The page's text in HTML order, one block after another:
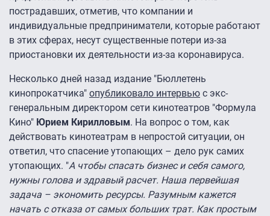
пострадавших, отметив, что компании и
индивидуальные предприниматели, которые работают
в этих сферах, несут существенные потери из-за
приостановки их деятельности из-за коронавируса.
Несколько дней назад издание "Бюллетень
кинопрокатчика" опубликовало интервью с экс-
генеральным директором сети кинотеатров "Формула
Кино" Юрием Кирилловым. На вопрос о том, как
действовать кинотеатрам в непростой ситуации, он
ответил, что спасение утопающих – дело рук самих
утопающих. "А чтобы спасать бизнес и себя самого,
нужны голова и здравый расчет. Наша первейшая
задача – экономить ресурсы. Разумным кажется
начать с отказа от самых больших трат. Как простым